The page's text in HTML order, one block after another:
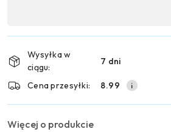
płatność
dostawa
Wysyłka w
ciągu:
7 dni
Cena przesyłki: 8.99
Więcej o produkcie